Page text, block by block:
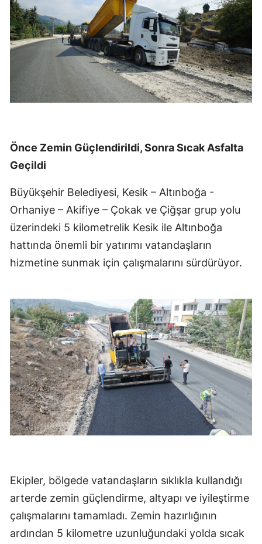
Önce Zemin Güçlendirildi, Sonra Sıcak Asfalta
Geçildi
Büyükşehir Belediyesi, Kesik – Altınboğa -
Orhaniye – Akifiye – Çokak ve Çiğşar grup yolu
üzerindeki 5 kilometrelik Kesik ile Altınboğa
hattında önemli bir yatırımı vatandaşların
hizmetine sunmak için çalışmalarını sürdürüyor.
Ekipler, bölgede vatandaşların sıklıkla kullandığı
arterde zemin güçlendirme, altyapı ve iyileştirme
çalışmalarını tamamladı. Zemin hazırlığının
ardından 5 kilometre uzunluğundaki yolda sıcak